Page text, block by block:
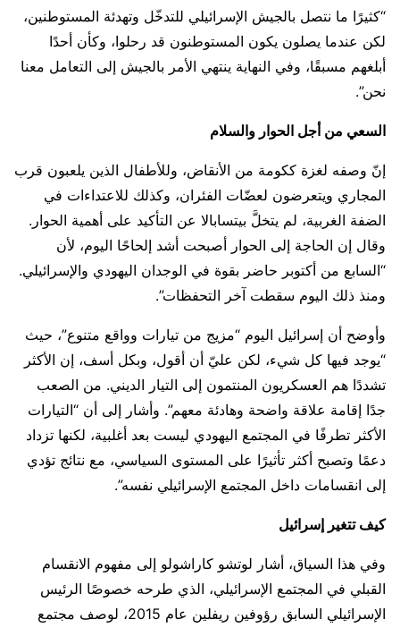
“كثيرًا ما نتصل بالجيش الإسرائيلي للتدخّل وتهدئة المستوطنين،
لكن عندما يصلون يكون المستوطنون قد رحلوا، وكأن أحدًا
أبلغهم مسبقًا، وفي النهاية ينتهي الأمر بالجيش إلى التعامل معنا
نحن”.
السعي من أجل الحوار والسلام
إنّ وصفه لغزة ككومة من الأنقاض، وللأطفال الذين يلعبون قرب
المجاري ويتعرضون لعضّات الفئران، وكذلك للاعتداءات في
الضفة الغربية، لم يتخلَّ بيتسابالا عن التأكيد على أهمية الحوار.
وقال إن الحاجة إلى الحوار أصبحت أشد إلحاحًا اليوم، لأن
“السابع من أكتوبر حاضر بقوة في الوجدان اليهودي والإسرائيلي.
ومنذ ذلك اليوم سقطت آخر التحفظات”.
وأوضح أن إسرائيل اليوم “مزيج من تيارات وواقع متنوع”، حيث
“يوجد فيها كل شيء، لكن عليّ أن أقول، وبكل أسف، إن الأكثر
تشددًا هم العسكريون المنتمون إلى التيار الديني. من الصعب
جدًا إقامة علاقة واضحة وهادئة معهم”. وأشار إلى أن “التيارات
الأكثر تطرفًا في المجتمع اليهودي ليست بعد أغلبية، لكنها تزداد
دعمًا وتصبح أكثر تأثيرًا على المستوى السياسي، مع نتائج تؤدي
إلى انقسامات داخل المجتمع الإسرائيلي نفسه”.
كيف تتغير إسرائيل
وفي هذا السياق، أشار لوتشو كاراشولو إلى مفهوم الانقسام
القبلي في المجتمع الإسرائيلي، الذي طرحه خصوصًا الرئيس
الإسرائيلي السابق رؤوفين ريفلين عام 2015، لوصف مجتمع